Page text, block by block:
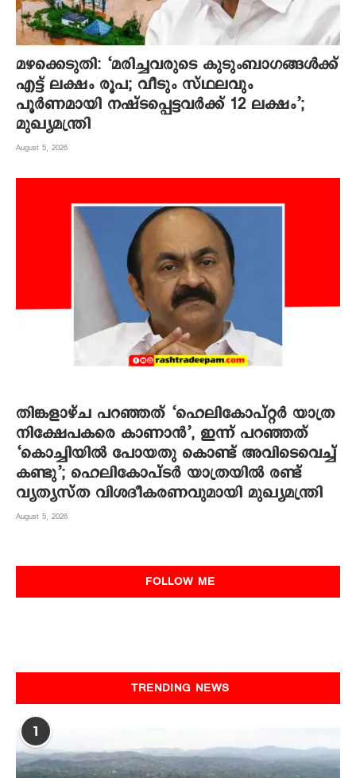
മഴക്കെടുതി: ‘മരിച്ചവരുടെ കുടുംബാഗങ്ങൾക്ക്
എട്ട് ലക്ഷം രൂപ; വീടും സ്ഥലവും
പൂർണമായി നഷ്ടപ്പെട്ടവർക്ക് 12 ലക്ഷം’;
മുഖ്യമന്ത്രി
August 5, 2026
തിങ്കളാഴ്ച പറഞ്ഞത് ‘ഹെലികോപ്റ്റർ യാത്ര
നിക്ഷേപകരെ കാണാൻ’, ഇന്ന് പറഞ്ഞത്
‘കൊച്ചിയിൽ പോയതു കൊണ്ട് അവിടെവെച്ച്
കണ്ടു’; ഹെലികോപ്ടർ യാത്രയിൽ രണ്ട്
വ്യത്യസ്ത വിശദീകരണവുമായി മുഖ്യമന്ത്രി
August 5, 2026
FOLLOW ME
TRENDING NEWS
1